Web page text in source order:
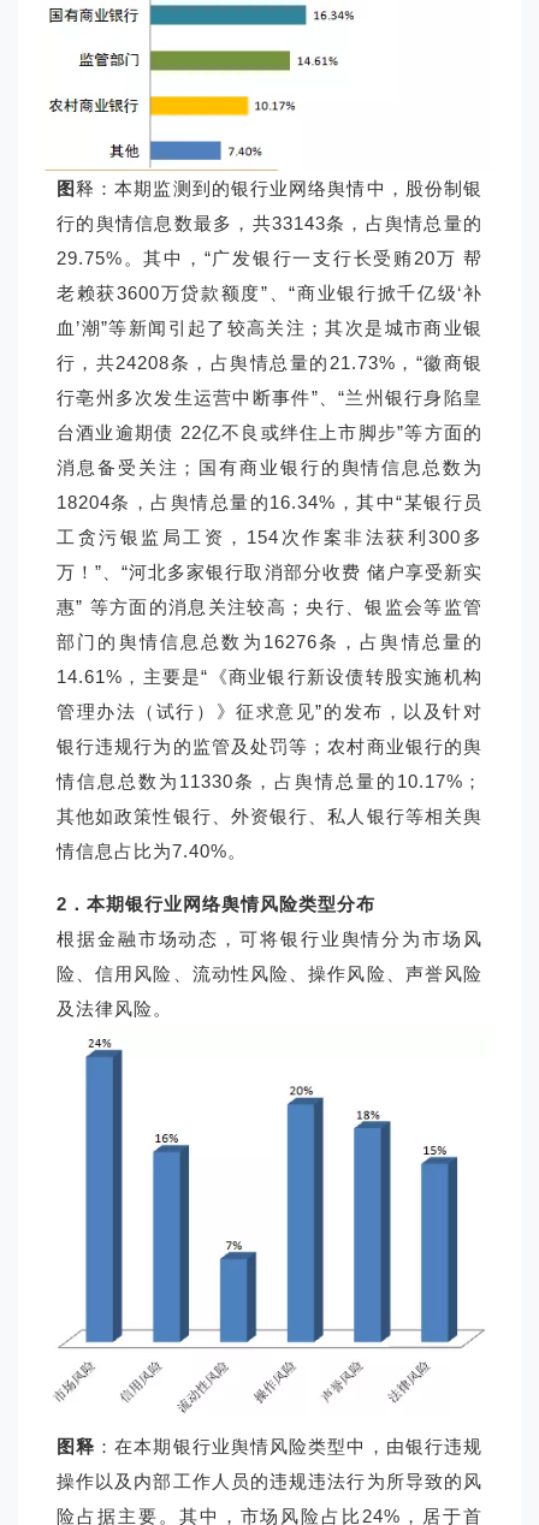
图释：本期监测到的银行业网络舆情中，股份制银
行的舆情信息数最多，共33143条，占舆情总量的
29.75%。其中，“广发银行一支行长受贿20万 帮
老赖获3600万贷款额度”、“商业银行掀千亿级‘补
血’潮”等新闻引起了较高关注；其次是城市商业银
行，共24208条，占舆情总量的21.73%，“徽商银
行亳州多次发生运营中断事件”、“兰州银行身陷皇
台酒业逾期债 22亿不良或绊住上市脚步”等方面的
消息备受关注；国有商业银行的舆情信息总数为
18204条，占舆情总量的16.34%，其中“某银行员
工贪污银监局工资，154次作案非法获利300多
万！”、“河北多家银行取消部分收费 储户享受新实
惠” 等方面的消息关注较高；央行、银监会等监管
部门的舆情信息总数为16276条，占舆情总量的
14.61%，主要是“《商业银行新设债转股实施机构
管理办法（试行）》征求意见”的发布，以及针对
银行违规行为的监管及处罚等；农村商业银行的舆
情信息总数为11330条，占舆情总量的10.17%；
其他如政策性银行、外资银行、私人银行等相关舆
情信息占比为7.40%。
2 ．本期银行业网络舆情风险类型分布
根据金融市场动态，可将银行业舆情分为市场风
险、信用风险、流动性风险、操作风险、声誉风险
及法律风险。
图释 ：在本期银行业舆情风险类型中，由银行违规
操作以及内部工作人员的违规违法行为所导致的风
险占据主要。其中，市场风险占比24%，居于首